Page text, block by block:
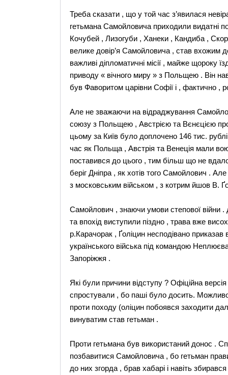
Треба сказати , що у той час з’явилася
гетьмана Самойловича приходили видатні
Кочубей , Лизогуби , Ханеки , Кандиба ,
велике довір’я Самойловича , став вхожим
важливі діпломатичні місії , майже щороку
приводу « вічного миру » з Польщею . Він
був Фаворитом царівни Софії і , фактично ,
Але не зважаючи на відраджування
союзу з Польщею , Австрією та Вєнєцією
цьому за Київ було доплочено 146 тис.
час як Польща , Австрія та Венеція мали
поставився до цього , тим більш що не
беріг Дніпра , як хотів того Самойлович .
з московським військом , з котрим йшов В.
Самойлович , знаючи умови степової війни
та впохід виступили піздно , трава вже
р.Карачорак , Ґоліцин несподівано
українського війська під командою
Запоріжжя .
Які були причини відступу ? Офіційна
спростували , бо паші було досить.
проти походу (оліцин побоявся заходити
винуватим став гетьман .
Проти гетьмана був використаний донос .
позбавитися Самойловича , бо гетьман
до них згорда , брав хабарі і навіть